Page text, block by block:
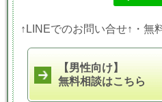
↑LINEでのお問い合せ↑・無
【男性向け】
無料相談はこちら